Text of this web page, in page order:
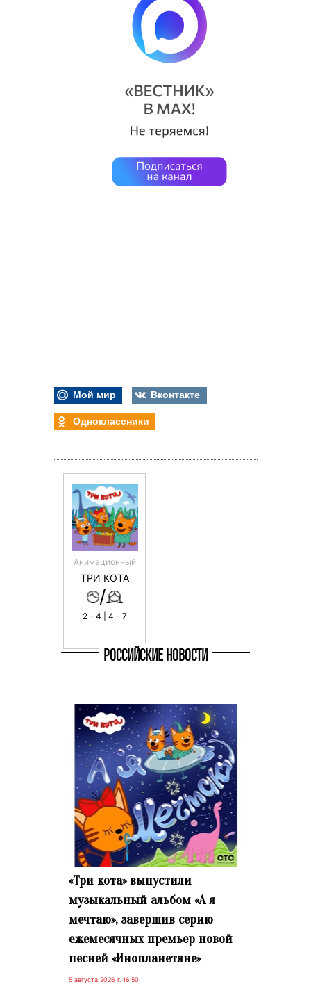
Мой мир
Вконтакте
Одноклассники
Анимационный
ТРИ КОТА
/
2 - 4 | 4 - 7
РОССИЙСКИЕ НОВОСТИ
«Три кота» выпустили
музыкальный альбом «А я
мечтаю», завершив серию
ежемесячных премьер новой
песней «Инопланетяне»
5 августа 2026 г. 16:50